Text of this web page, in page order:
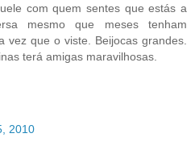
com quem sentes que estás a
mesmo que meses tenham
vez que o viste. Beijocas grandes.
terá amigas maravilhosas.
2010